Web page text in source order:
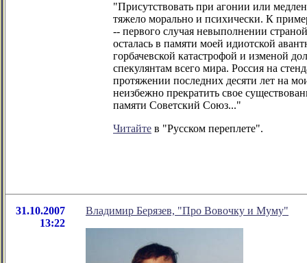
"Присутствовать при агонии или
тяжело морально и психически. К
-- первого случая невыполнении
осталась в памяти моей идиотской
горбачевской катастрофой и изменой
спекулянтам всего мира. Россия на
протяжении последних десяти лет на
неизбежно прекратить свое
памяти Советский Союз..."
Читайте в "Русском переплете".
31.10.2007
13:22
Владимир Берязев, "Про Вовочку и Муму"